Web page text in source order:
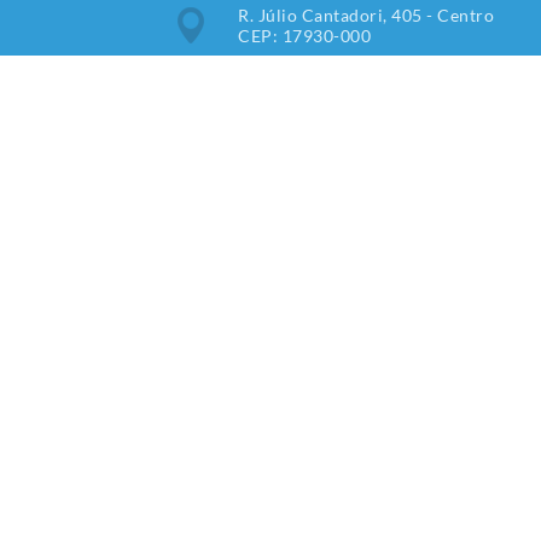
R. Júlio Cantadori, 405 - Centro
CEP: 17930-000